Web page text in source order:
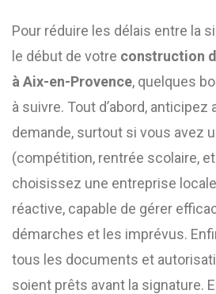
Pour réduire les délais entre la
le début de votre construction
à Aix-en-Provence, quelques
à suivre. Tout d’abord,
demande, surtout si vous avez
(compétition, rentrée scolaire,
choisissez une entreprise
réactive, capable de gérer
démarches et les imprévus.
tous les documents et
soient prêts avant la signature.